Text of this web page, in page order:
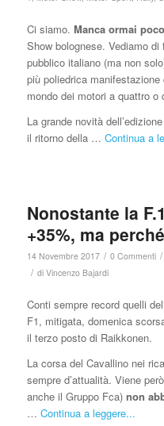
Ci siamo. Manca ormai poco
Show bolognese. Vediamo
pubblico italiano (ma non
più poliedrica
mondo dei motori a quattro o
La grande novità
il ritorno della … Continua a
Nonostante la
+35%, ma
14 Novembre 2017 / 0 Commenti /
/ di Vincenzo Bajardi
Conti sempre record quelli
F1, mitigata, domenica
il terzo posto di Raikkonen.
La corsa del Cavallino nei
sempre d’attualità. Viene
anche il Gruppo Fca) non
… Continua a leggere...